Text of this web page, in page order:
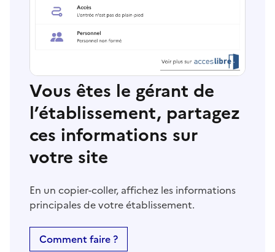
Vous êtes le gérant de
l’établissement, partagez
ces informations sur
votre site
En un copier-coller, affichez les informations
principales de votre établissement.
Comment faire ?